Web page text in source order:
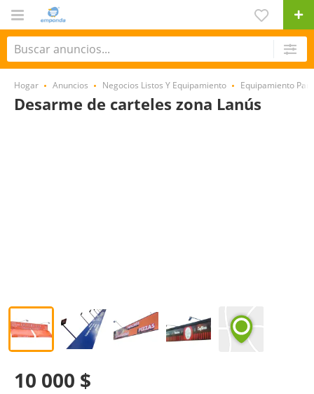
Hogar Anuncios Negocios Listos Y Equipamiento Equipamiento
Desarme de carteles zona Lanús
10 000 $